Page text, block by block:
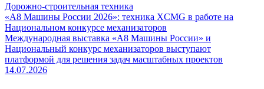
Дорожно-строительная техника
«А8 Машины России 2026»: техника XCMG в работе на
Национальном конкурсе механизаторов
Международная выставка «А8 Машины России» и
Национальный конкурс механизаторов выступают
платформой для решения задач масштабных проектов
14.07.2026